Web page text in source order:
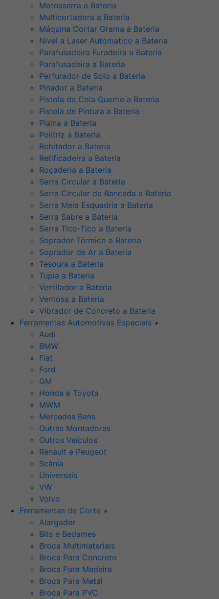
Motosserra a Bateria
Multicortadora a Bateria
Máquina Cortar Grama a Bateria
Nivel a Laser Automatico a Bateria
Parafusadeira Furadeira a Bateria
Parafusadeira a Bateria
Perfurador de Solo a Bateria
Pinador a Bateria
Pistola de Cola Quente a Bateria
Pistola de Pintura a Bateria
Plaina a Bateria
Politriz a Bateria
Rebitador a Bateria
Retificadeira a Bateria
Roçaderia a Bateria
Serra Circular a Bateria
Serra Circular de Bancada a Bateria
Serra Meia Esquadria a Bateria
Serra Sabre a Bateria
Serra Tico-Tico a Bateria
Soprador Térmico a Bateria
Soprador de Ar a Bateria
Tesoura a Bateria
Tupia a Bateria
Ventilador a Bateria
Ventosa a Bateria
Vibrador de Concreto a Bateria
Ferramentas Automotivas Especiais +
Audi
BMW
Fiat
Ford
GM
Honda e Toyota
MWM
Mercedes Bens
Outras Montadoras
Outros Veículos
Renault e Peugeot
Scânia
Universais
VW
Volvo
Ferramentas de Corte +
Alargador
Bits e Bedames
Broca Multimateriais
Broca Para Concreto
Broca Para Madeira
Broca Para Metal
Broca Para PVC